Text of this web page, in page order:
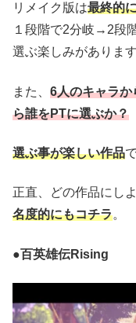
リメイク版は最終的
１段階で2分岐→2段
選ぶ楽しみがあります
また、 6人のキャラか
ら誰をPTに選ぶか？
選ぶ事が楽しい作品
正直、どの作品にし
名度的にもコチラ。
●百英雄伝Rising